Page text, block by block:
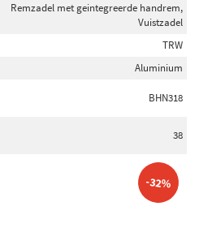
Remzadel met geintegreerde handrem,
Vuistzadel
TRW
Aluminium
BHN318
38
-32%